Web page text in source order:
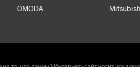
OMODA